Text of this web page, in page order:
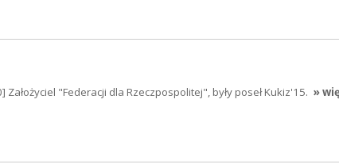
"Federacji dla Rzeczpospolitej", były poseł Kukiz'15. »